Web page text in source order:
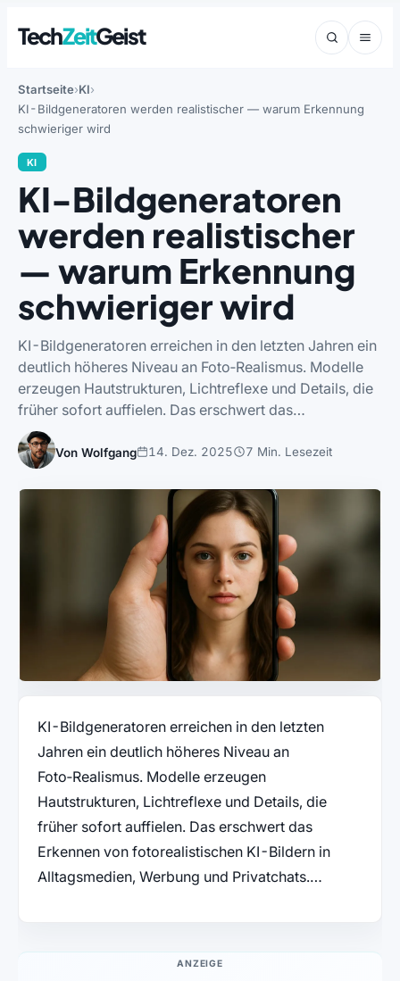
TechZeitGeist
Startseite KI
KI-Bildgeneratoren werden realistischer — warum Erkennung
schwieriger wird
KI
KI-Bildgeneratoren
werden realistischer
— warum Erkennung
schwieriger wird
KI-Bildgeneratoren erreichen in den letzten Jahren ein
deutlich höheres Niveau an Foto‑Realismus. Modelle
erzeugen Hautstrukturen, Lichtreflexe und Details, die
früher sofort auffielen. Das erschwert das…
Von Wolfgang 14. Dez. 2025 7 Min. Lesezeit
KI-Bildgeneratoren erreichen in den letzten
Jahren ein deutlich höheres Niveau an
Foto‑Realismus. Modelle erzeugen
Hautstrukturen, Lichtreflexe und Details, die
früher sofort auffielen. Das erschwert das
Erkennen von fotorealistischen KI-Bildern in
Alltagsmedien, Werbung und Privatchats.…
ANZEIGE